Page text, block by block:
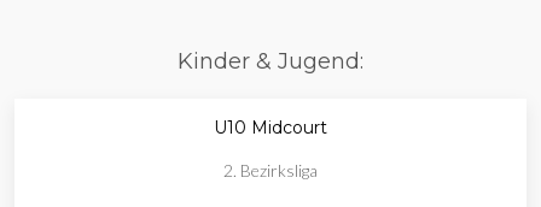
Kinder & Jugend:
U10 Midcourt
2. Bezirksliga